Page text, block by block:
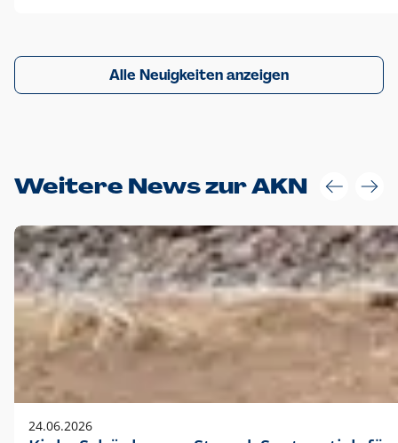
Alle Neuigkeiten anzeigen
Weitere News zur AKN
24.06.2026